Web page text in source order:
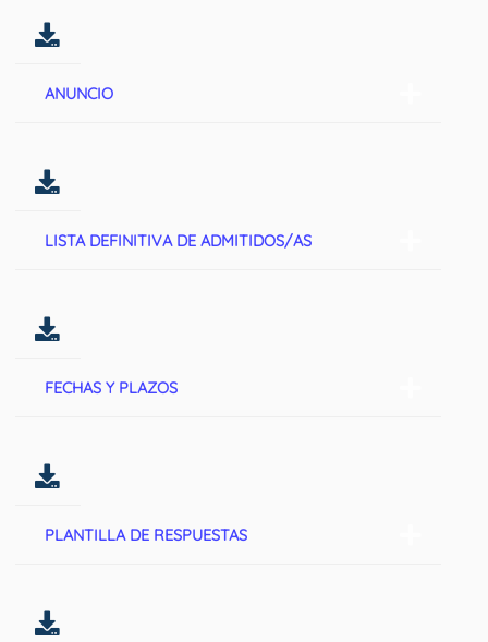
ANUNCIO
LISTA DEFINITIVA DE ADMITIDOS/AS
FECHAS Y PLAZOS
PLANTILLA DE RESPUESTAS